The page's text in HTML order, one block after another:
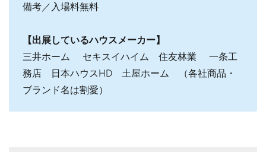
備考／入場料無料
【出展しているハウスメーカー】
三井ホーム セキスイハイム 住友林業 一条工
務店 日本ハウスHD 土屋ホーム （各社商品・
ブランド名は割愛）